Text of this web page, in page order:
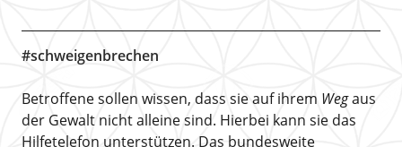
#schweigenbrechen
Betroffene sollen wissen, dass sie auf ihrem Wegaus
der Gewalt nicht alleine sind. Hierbei kann sie das
Hilfetelefon unterstützen. Das bundesweite